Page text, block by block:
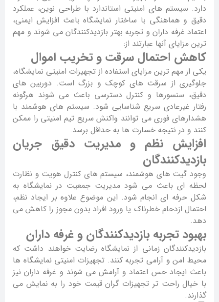
دارد. سیستم های امنیتی استاندارد با طراحی نوین، عملکرد
دقیق و هماهنگی با ساختار نمایشگاه باعث افزایش ایمنی،
اعتماد غرفه داران و تجربه بهتر بازدیدکنندگان می شوند و مهم
ترین مزایای آنها عبارتند از:
کاهش احتمال سرقت و تخریب اموال
یکی از مهم ترین مزایای استفاده از تجهیزات امنیتی نمایشگاه،
جلوگیری از سرقت های کوچک و بزرگ است. دوربین های
دقیق، سنسورها و کنترل دسترسی باعث می شوند هرگونه
رفتار غیرعادی سریع شناسایی شود. سیستم های هوشمند با
هشدارهای فوری می توانند واکنش سریع تیم امنیتی را ممکن
کنند و در نتیجه خسارت ها به حداقل برسد.
افزایش نظم و مدیریت دقیق جریان
بازدیدکنندگان
وجود گیت های هوشمند، سیستم های کنترل هویت و نظارت
لحظه ای باعث می شود مدیریت جمعیت در نمایشگاه به
شکل حرفه ای انجام شود. این موضوع علاوه بر ایجاد نظم،
احتمال ازدحام خطرناک یا ورود افراد بدون مجوز را کاهش می
دهد.
بهبود تجربه بازدیدکنندگان و غرفه داران
بازدیدکنندگان زمانی از نمایشگاه رضایت خواهند داشت که
محیط امن و آرامی تجربه کنند. تجهیزات امنیتی نمایشگاه ها
باعث ایجاد حس اعتماد و آرامش می شوند و غرفه داران نیز
با خیال راحت تر تجهیزات گران قیمت خود را به نمایش می
گذارند.